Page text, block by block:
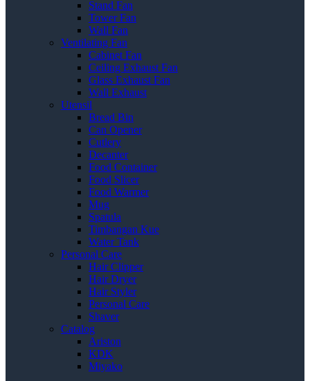
Stand Fan
Tower Fan
Wall Fan
Ventilating Fan
Cabinet Fan
Ceiling Exhaust Fan
Glass Exhaust Fan
Wall Exhaust
Utensil
Bread Bin
Can Opener
Cutlery
Decanter
Food Container
Food Slicer
Food Warmer
Mug
Spatula
Timbangan Kue
Water Tank
Personal Care
Hair Clipper
Hair Dryer
Hair Styler
Personal Care
Shaver
Catalog
Ariston
KDK
Miyako